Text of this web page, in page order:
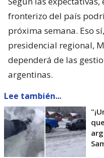
fronterizo del país
próxima semana. Eso
presidencial regional,
dependerá de las
argentinas.
Lee también...